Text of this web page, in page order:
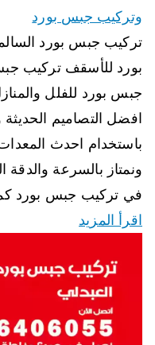
وتركيب جبس بورد
تركيب جبس بورد
بورد للأسقف تركيب
جبس بورد للفلل
افضل التصاميم
باستخدام احدث
ونمتاز بالسرعة والدقة
في تركيب جبس بورد
اقرأ المزيد